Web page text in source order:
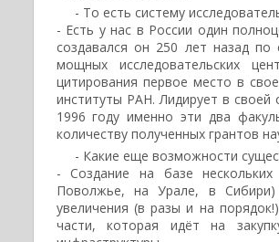
- То есть систему
- Есть у нас в России один
создавался он 250 лет назад
мощных исследовательских
цитирования первое место в
институты РАН. Лидирует в
1996 году именно эти два
количеству полученных грантов
- Какие еще возможности
- Создание на базе
Поволжье, на Урале, в Сибири)
увеличения (в разы и на
части, которая идёт на